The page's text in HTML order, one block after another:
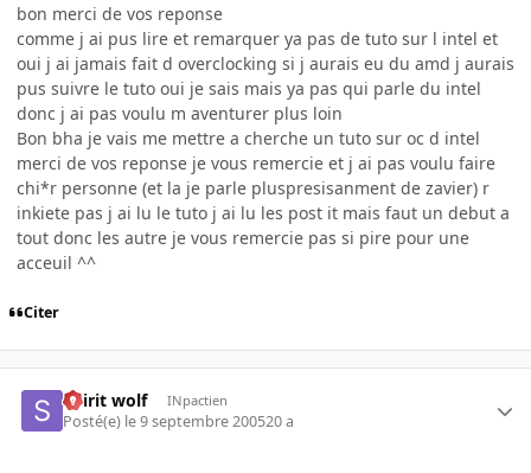
bon merci de vos reponse
comme j ai pus lire et remarquer ya pas de tuto sur l intel et
oui j ai jamais fait d overclocking si j aurais eu du amd j aurais
pus suivre le tuto oui je sais mais ya pas qui parle du intel
donc j ai pas voulu m aventurer plus loin
Bon bha je vais me mettre a cherche un tuto sur oc d intel
merci de vos reponse je vous remercie et j ai pas voulu faire
chi*r personne (et la je parle pluspresisanment de zavier) r
inkiete pas j ai lu le tuto j ai lu les post it mais faut un debut a
tout donc les autre je vous remercie pas si pire pour une
acceuil ^^
Citer
Spirit wolf INpactien
Posté(e) le 9 septembre 200520 a